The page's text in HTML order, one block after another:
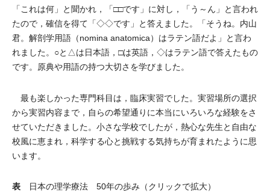
「これは何」と聞かれ，「□□です」に対し，「う～ん」と言われ
たので，確信を得て「◇◇です」と答えました。「そうね。内山
君。解剖学用語（nomina anatomica）はラテン語だよ」と言わ
れました。○と△は日本語，□は英語，◇はラテン語で答えたもの
です。原典や用語の持つ大切さを学びました。
最も楽しかった専門科目は，臨床実習でした。実習場所の選択
から実習内容まで，自らの希望通りに本当にいろいろな経験をさ
せていただきました。小さな学校でしたが，熱心な先生と自由な
校風に恵まれ，科学する心と挑戦する気持ちが育まれたように思
います。
表 日本の理学療法 50年の歩み（クリックで拡大）